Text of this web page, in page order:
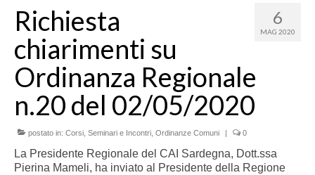
TORRENTISMO 6
MAG 2020
Richiesta
chiarimenti su
Ordinanza Regionale
n.20 del 02/05/2020
postato in: Corsi, Seminari e Incontri Ordinanze Comuni | 0
La Presidente Regionale del CAI Sardegna, Dott.ssa
Pierina Mameli, ha inviato al Presidente della Regione